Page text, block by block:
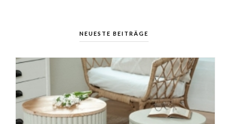
NEUESTE BEITRÄGE